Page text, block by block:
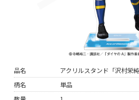
品名
アクリルスタンド「沢村栄純
柄名
単品